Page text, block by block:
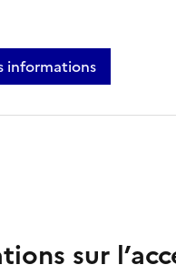
informations
sur